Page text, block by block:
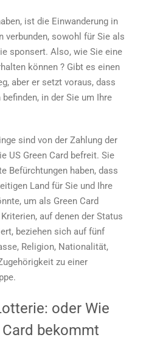
ist die Einwanderung in
verbunden, sowohl für Sie als
sponsert. Also, wie Sie eine
können ? Gibt es einen
aber er setzt voraus, dass
in der Sie um Ihre
sind von der Zahlung der
US Green Card befreit. Sie
Befürchtungen haben, dass
Land für Sie und Ihre
um als Green Card
auf denen der Status
beziehen sich auf fünf
Religion, Nationalität,
zu einer
oder Wie
bekommt